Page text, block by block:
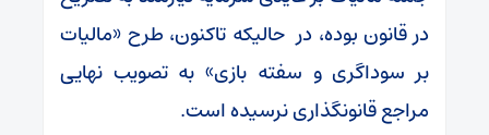
در قانون بوده، در حالیکه تاکنون، طرح «مالیات
بر سوداگری و سفته بازی» به تصویب نهایی
مراجع قانونگذاری نرسیده است.